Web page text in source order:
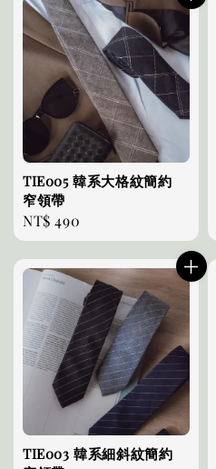
TIE005 韓系大格紋簡約
窄領帶
Regular
price
NT$ 490
TIE003 韓系細斜紋簡約